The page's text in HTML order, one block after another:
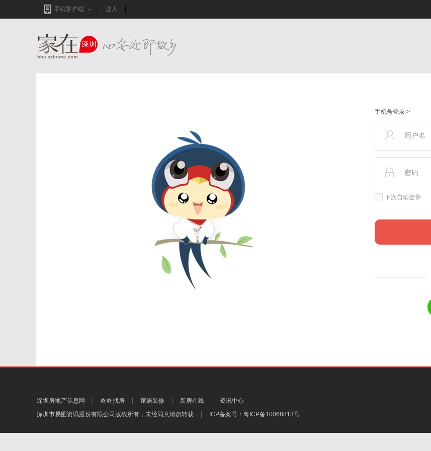
手机客户端 达人
手机号登录 >
下次自动登录
深圳房地产信息网 咚咚找房 家居装修 新房在线
资讯中心
深圳市易图资讯股份有限公司 版权所有，未经同意请勿转载 ICP备案号： 粤ICP备10068813号